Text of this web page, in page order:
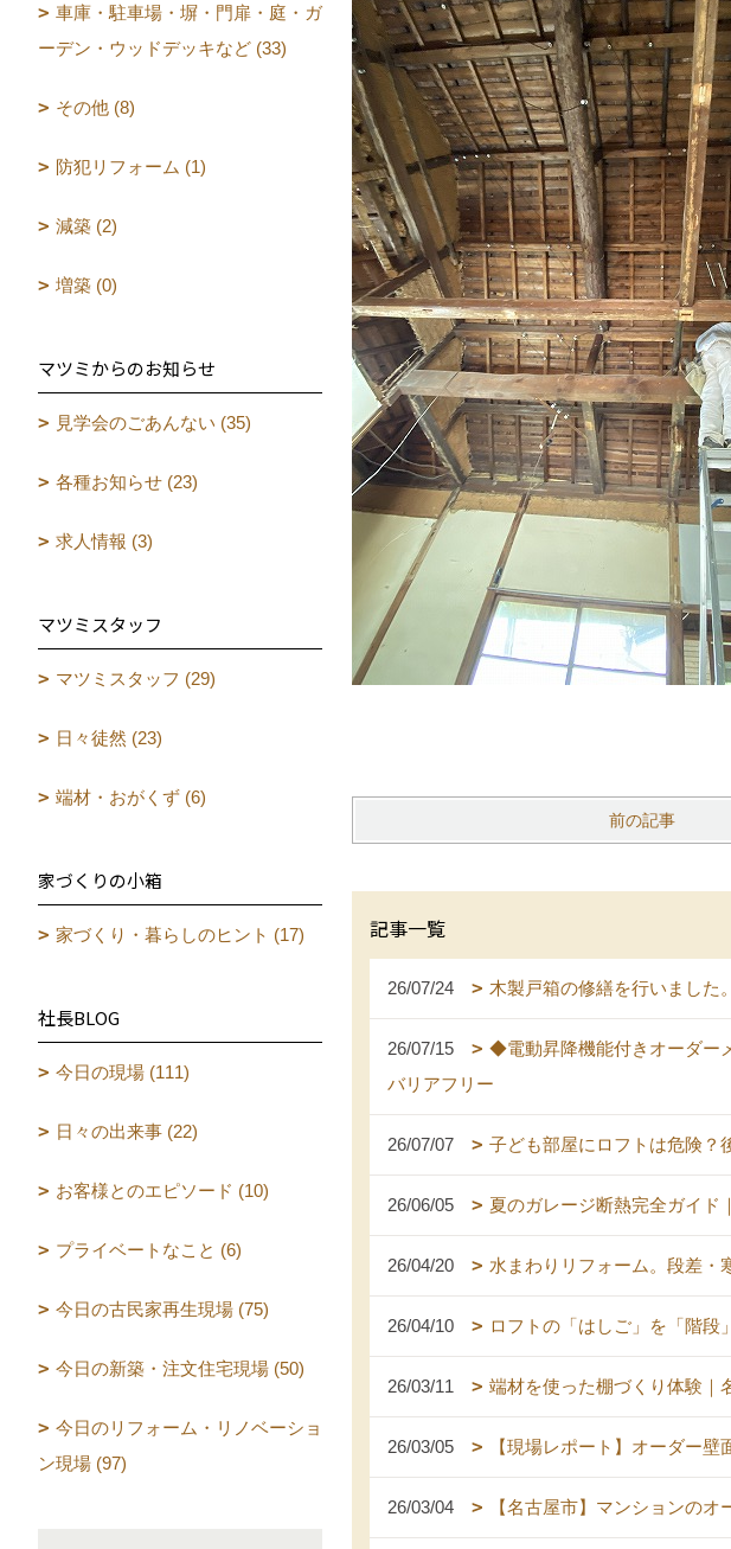
前の記事
記事一覧
26/07/24 木製戸箱の修繕を行いました
26/07/15
◆電動昇降機能付きオーダー
バリアフリー
26/07/07 子ども部屋にロフトは危険？
26/06/05 夏のガレージ断熱完全ガイド
26/04/20 水まわりリフォーム。段差・
26/04/10 ロフトの「はしご」を「階段
26/03/11 端材を使った棚づくり体験｜
26/03/05 【現場レポート】オーダー
26/03/04 【名古屋市】マンションの
車庫・駐車場・塀・門扉・庭・ガ
ーデン・ウッドデッキなど (33)
その他 (8)
防犯リフォーム (1)
減築 (2)
増築 (0)
マツミからのお知らせ
見学会のごあんない (35)
各種お知らせ (23)
求人情報 (3)
マツミスタッフ
マツミスタッフ (29)
日々徒然 (23)
端材・おがくず (6)
家づくりの小箱
家づくり・暮らしのヒント (17)
社長BLOG
今日の現場 (111)
日々の出来事 (22)
お客様とのエピソード (10)
プライベートなこと (6)
今日の古民家再生現場 (75)
今日の新築・注文住宅現場 (50)
今日のリフォーム・リノベーショ
ン現場 (97)